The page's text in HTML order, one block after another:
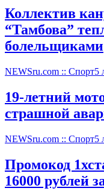
Коллектив
“Тамбова”
болельщиками
NEWSru.com :: Спорт5
19-летний
страшной
NEWSru.com :: Спорт5
Промокод
16000 рублей